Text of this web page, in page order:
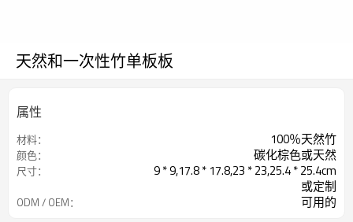
天然和一次性竹单板板
属性
材料： 100％天然竹
颜色： 碳化棕色或天然
尺寸：
9 * 9,17.8 * 17.8,23 * 23,25.4 * 25.4cm
或定制
ODM / OEM： 可用的